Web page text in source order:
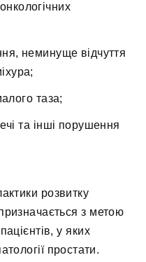
неминуще відчуття
таза;
та інші порушення
розвитку
з метою
у яких
простати.